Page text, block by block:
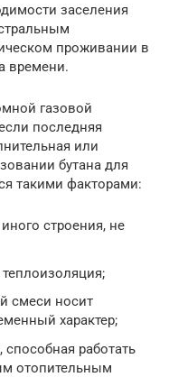
заселения
проживании в
времени.
газовой
последняя
или
бутана для
такими факторами:
строения, не
смеси носит
характер;
способная работать
отопительным